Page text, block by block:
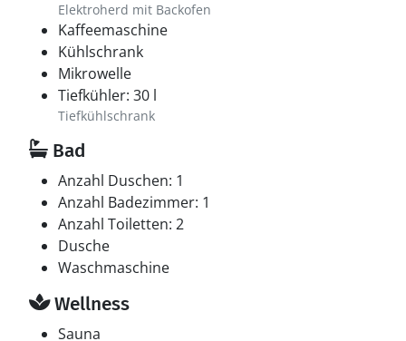
Elektroherd mit Backofen
Kaffeemaschine
Kühlschrank
Mikrowelle
Tiefkühler: 30 l
Tiefkühlschrank
Bad
Anzahl Duschen: 1
Anzahl Badezimmer: 1
Anzahl Toiletten: 2
Dusche
Waschmaschine
Wellness
Sauna